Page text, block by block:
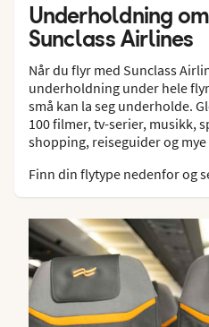
Underholdning
Sunclass Airlines
Når du flyr med Sunclass
underholdning under hele
små kan la seg underholde.
100 filmer, tv-serier, musikk,
shopping, reiseguider og mye
Finn din flytype nedenfor og